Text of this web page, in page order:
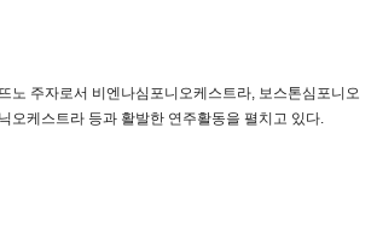
노 주자로서 비엔나심포니오케스트라, 보스톤심포니오
오케스트라 등과 활발한 연주활동을 펼치고 있다.